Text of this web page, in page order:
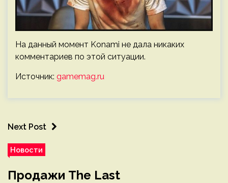
На данный момент Konami не дала никаких
комментариев по этой ситуации.
Источник: gamemag.ru
Next Post
Новости
Продажи The Last